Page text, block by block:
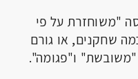
1 הוא גרסה "משוחזרת על פי
שחקנים, או גורם
ו"פגומה".